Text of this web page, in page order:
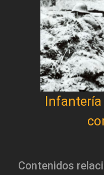
Infantería
Contenidos